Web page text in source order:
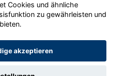
GmbH 2020 - 2026
Cookies und ähnliche
zu gewährleisten und
akzeptieren